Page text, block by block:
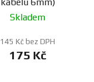
kabelu 6mm)
Skladem
145 Kč bez DPH
175 Kč